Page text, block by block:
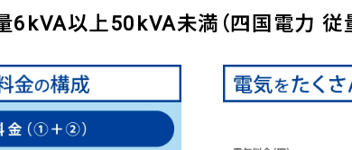
6kVA以上50kVA未満（四国電力 従